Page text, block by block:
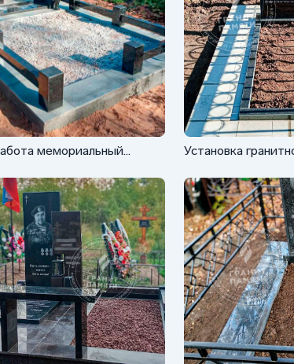
мемориальный
Установка